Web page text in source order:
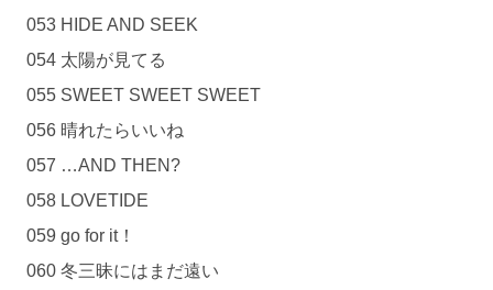
053 HIDE AND SEEK
054 太陽が見てる
055 SWEET SWEET SWEET
056 晴れたらいいね
057 …AND THEN?
058 LOVETIDE
059 go for it！
060 冬三昧にはまだ遠い